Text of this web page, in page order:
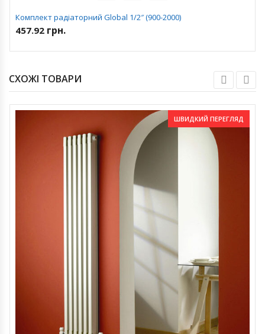
Комплект радіаторний Global 1/2″ (900-2000)
457.92 грн.
СХОЖІ ТОВАРИ
ШВИДКИЙ ПЕРЕГЛЯД